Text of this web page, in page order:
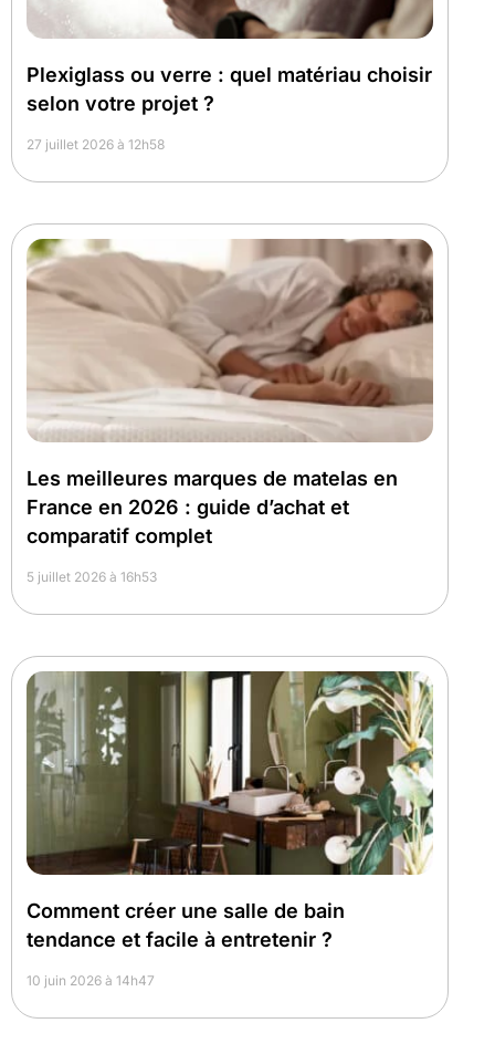
Plexiglass ou verre : quel matériau choisir
selon votre projet ?
27 juillet 2026 à 12h58
Les meilleures marques de matelas en
France en 2026 : guide d’achat et
comparatif complet
5 juillet 2026 à 16h53
Comment créer une salle de bain
tendance et facile à entretenir ?
10 juin 2026 à 14h47